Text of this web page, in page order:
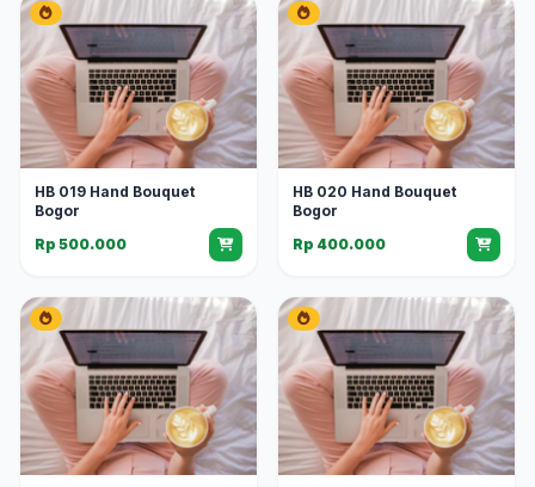
HB 019 Hand Bouquet
Bogor
Rp 500.000
HB 020 Hand Bouquet
Bogor
Rp 400.000